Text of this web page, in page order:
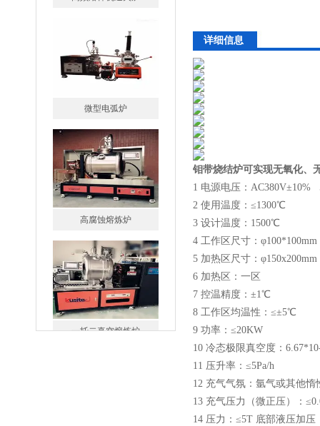
高腐蚀熔炼炉
一托二真空熔炼炉
详细信息
钼带烧结炉可实现无氧化、
1 电源电压：AC380V±10%
2 使用温度：≤1300℃
3 设计温度：1500℃
4 工作区尺寸：φ100*100mm
5 加热区尺寸：φ150x200mm
6 加热区：一区
7 控温精度：±1℃
8 工作区均温性：≤±5℃
9 功率：≤20KW
10 冷态极限真空度：
11 压升率：≤5Pa/h
12 充气气氛：氩气或其他惰
13 充气压力（微正压）：
14 压力：≤5T 底部液压加